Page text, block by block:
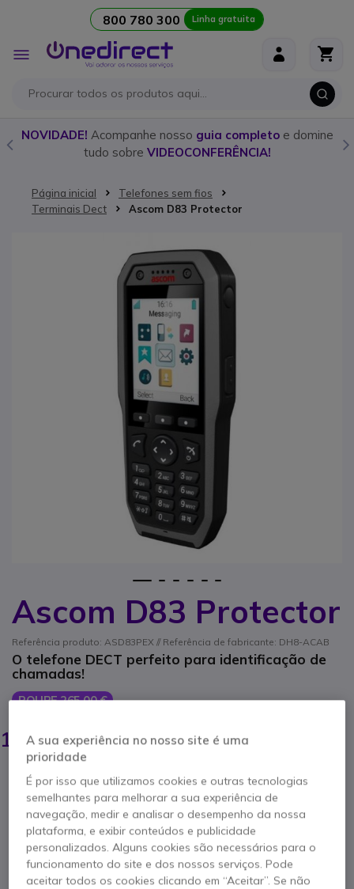
800 780 300 Linha gratuita
Alternar
Nav
NOVIDADE! Acompanhe nosso guia completoe domine
tudo sobre VIDEOCONFERÊNCIA!
Página inicial
Telefones sem fios
Terminais Dect
Ascom D83 Protector
Ascom D83 Protector
Referência produto: ASD83PEX // Referência de fabricante: DH8-ACAB
O telefone DECT perfeito para identificação de
chamadas!
POUPE 265,00 €
1294,95 € s/iva- 1592,79 € Iva Incl.
ADICIONAR AO CARRINHO
ORÇAMENTO EM 4 HORAS
19 produtosem stock Entrega:24/48 h
Saltar para o início da Galeria de imagens
A sua experiência no nosso site é uma
prioridade
É por isso que utilizamos cookies e outras tecnologias
semelhantes para melhorar a sua experiência de
navegação, medir e analisar o desempenho da nossa
plataforma, e exibir conteúdos e publicidade
personalizados. Alguns cookies são necessários para o
funcionamento do site e dos nossos serviços. Pode
aceitar todos os cookies clicando em “Aceitar”. Se não